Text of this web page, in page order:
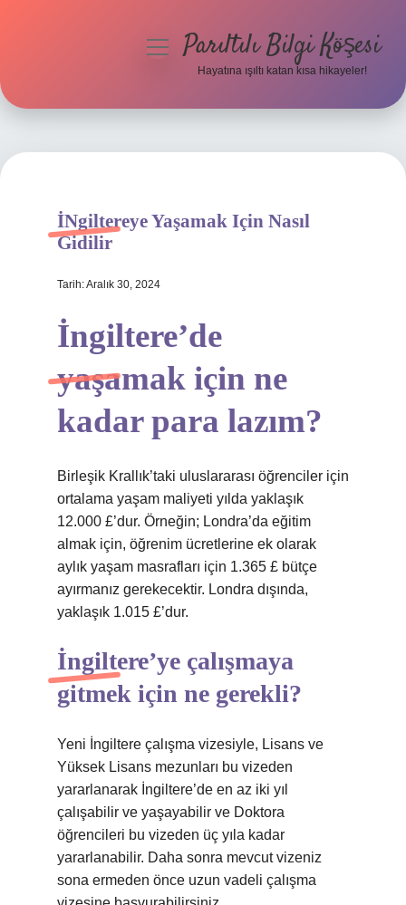
Hakkımızda
menüyüParıltılı Bilgi Köşesi
Hayatına ışıltı katan kısa hikayeler!
İNgiltereye Yaşamak Için Nasıl
Gidilir
Tarih: Aralık 30, 2024
İngiltere’de
yaşamak için ne
kadar para lazım?
Birleşik Krallık’taki uluslararası öğrenciler için
ortalama yaşam maliyeti yılda yaklaşık
12.000 £’dur. Örneğin; Londra’da eğitim
almak için, öğrenim ücretlerine ek olarak
aylık yaşam masrafları için 1.365 £ bütçe
ayırmanız gerekecektir. Londra dışında,
yaklaşık 1.015 £’dur.
İngiltere’ye çalışmaya
gitmek için ne gerekli?
Yeni İngiltere çalışma vizesiyle, Lisans ve
Yüksek Lisans mezunları bu vizeden
yararlanarak İngiltere’de en az iki yıl
çalışabilir ve yaşayabilir ve Doktora
öğrencileri bu vizeden üç yıla kadar
yararlanabilir. Daha sonra mevcut vizeniz
sona ermeden önce uzun vadeli çalışma